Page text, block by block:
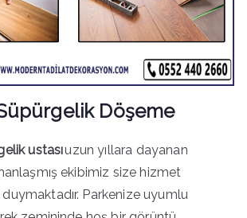
Döşeme
ustasıuzun yıllara dayanan
ekibimiz size hizmet
Parkenize uyumlu